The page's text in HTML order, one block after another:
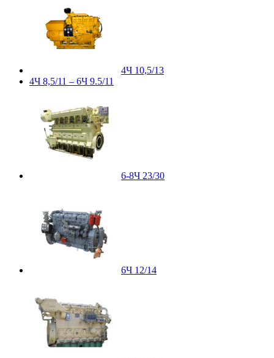
4Ч 10,5/13
4Ч 8,5/11 – 6Ч 9.5/11
6-8Ч 23/30
6Ч 12/14